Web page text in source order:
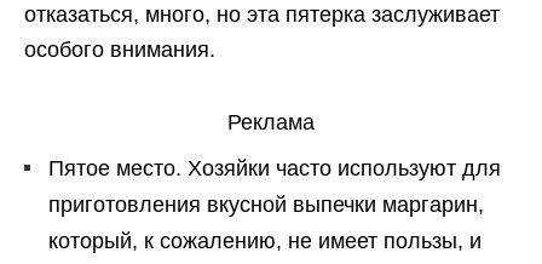
отказаться, много, но эта пятерка заслуживает
особого внимания.
Реклама
Пятое место. Хозяйки часто используют для
приготовления вкусной выпечки маргарин,
который, к сожалению, не имеет пользы, и